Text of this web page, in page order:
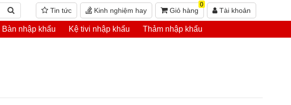
Tin tức Kinh nghiệm hay Giỏ hàng
0
Tài khoản
Bàn nhập khẩu Kệ tivi nhập khẩu Thảm nhập khẩu